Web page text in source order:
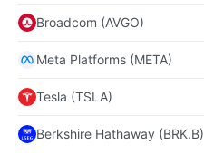
Broadcom (AVGO)
Meta Platforms (META)
Tesla (TSLA)
Berkshire Hathaway (BRK.B)